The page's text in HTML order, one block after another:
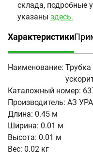
склада, подробные
указаны здесь.
Характеристики
(активная вкладка)
Наименование:
Каталожный номер:
Производитель: АЗ
Длина: 0.45 м
Ширина: 0.01 м
Высота: 0.01 м
Вес: 0.02 кг